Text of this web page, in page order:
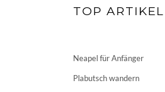
TOP ARTIKEL
Neapel für Anfänger
Plabutsch wandern